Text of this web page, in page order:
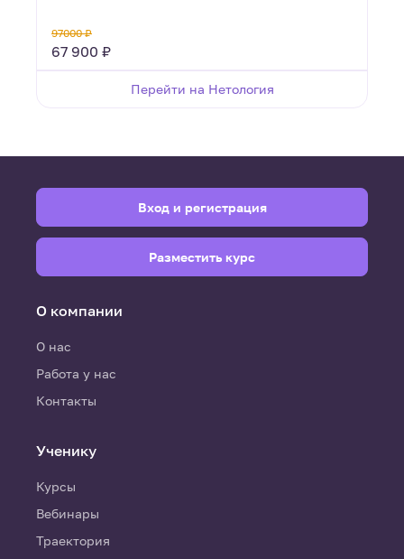
97000 ₽
67 900 ₽
Перейти на Нетология
О компании
О нас
Работа у нас
Контакты
Ученику
Курсы
Вебинары
Траектория
Вход и регистрация
Разместить курс